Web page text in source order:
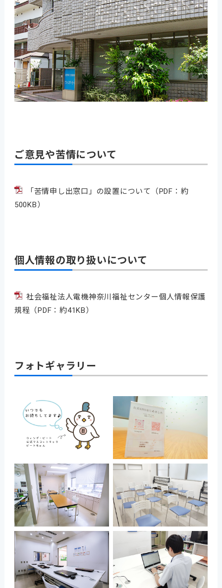
ご意見や苦情について
「苦情申し出窓口」の設置について
（PDF：約
500KB）
個人情報の取り扱いについて
社会福祉法人電機神奈川福祉センター個人情報保護
規程 （PDF：約41KB）
フォトギャラリー